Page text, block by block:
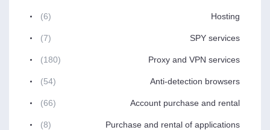
Hosting
(6)
SPY services
(7)
Proxy and VPN services
(180)
Anti-detection browsers
(54)
Account purchase and rental
(66)
Purchase and rental of applications
(8)